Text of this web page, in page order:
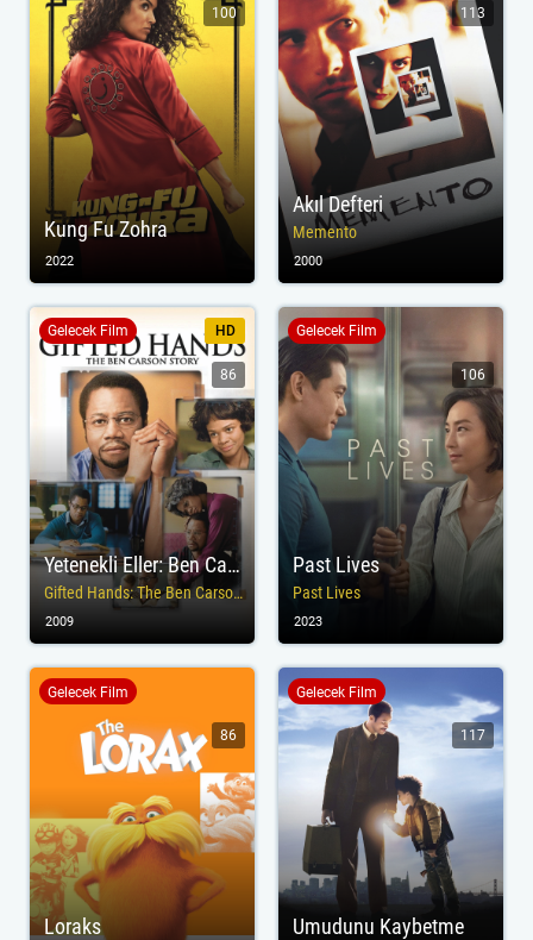
Kung Fu Zohra
100
2022
Akıl Defteri
Memento
113
2000
Yetenekli Eller: Ben Carson'ın Öyküsü
Gifted Hands: The Ben Carson Story
Gelecek Film HD
86
2009
Past Lives
Past Lives
Gelecek Film
106
2023
Loraks
Gelecek Film
86
Umudunu Kaybetme
Gelecek Film
117